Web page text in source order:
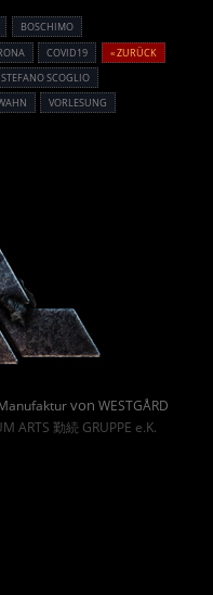
BOSCHIMO
COVID19
« ZURÜCK
STEFANO SCOGLIO
VORLESUNG
von WESTGÅRD
ARTS 勤続 GRUPPE e.K.
: